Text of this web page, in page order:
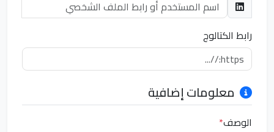
رابط الكتالوج
معلومات إضافية
الوصف*